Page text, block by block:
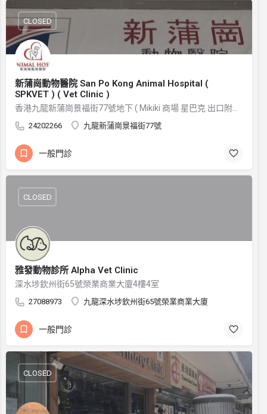
新蒲崗動物醫院 San Po Kong Animal Hospital (
SPKVET ) ( Vet Clinic )
24202266 九龍新蒲崗景福街77號
CLOSED
一般門診
雅發動物診所 Alpha Vet Clinic
深水埗欽州街65號榮業商業大廈4樓4室
27088973 九龍深水埗欽州街65號榮業商業大廈
CLOSED
一般門診
CLOSED